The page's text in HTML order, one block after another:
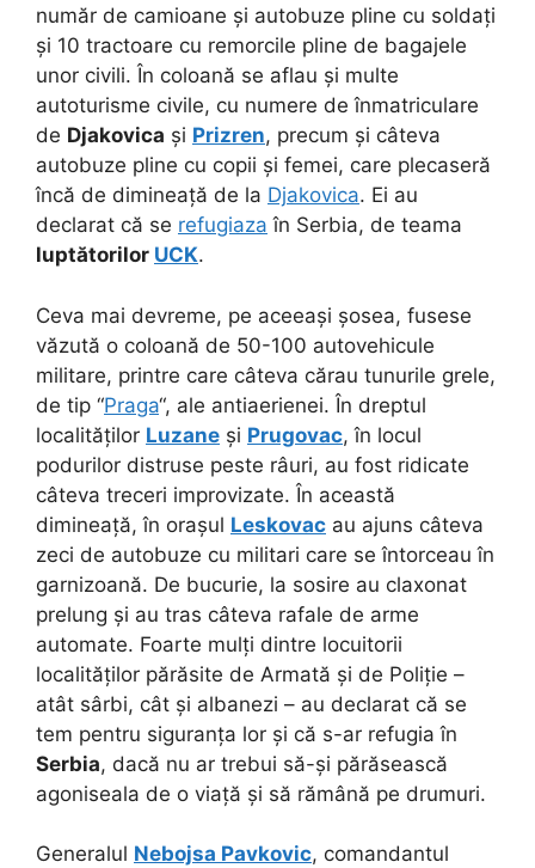
număr de camioane și autobuze pline cu soldați
și 10 tractoare cu remorcile pline de bagajele
unor civili. În coloană se aflau și multe
autoturisme civile, cu numere de înmatriculare
de Djakovica și Prizren, precum și câteva
autobuze pline cu copii și femei, care plecaseră
încă de dimineață de la Djakovica. Ei au
declarat că se refugiaza în Serbia, de teama
luptătorilor UCK.
Ceva mai devreme, pe aceeași șosea, fusese
văzută o coloană de 50-100 autovehicule
militare, printre care câteva cărau tunurile grele,
de tip “Praga“, ale antiaerienei. În dreptul
localităților Luzane și Prugovac, în locul
podurilor distruse peste râuri, au fost ridicate
câteva treceri improvizate. În această
dimineață, în orașul Leskovac au ajuns câteva
zeci de autobuze cu militari care se întorceau în
garnizoană. De bucurie, la sosire au claxonat
prelung și au tras câteva rafale de arme
automate. Foarte mulți dintre locuitorii
localităților părăsite de Armată și de Poliție –
atât sârbi, cât și albanezi – au declarat că se
tem pentru siguranța lor și că s-ar refugia în
Serbia, dacă nu ar trebui să-și părăsească
agoniseala de o viață și să rămână pe drumuri.
Generalul Nebojsa Pavkovic, comandantul